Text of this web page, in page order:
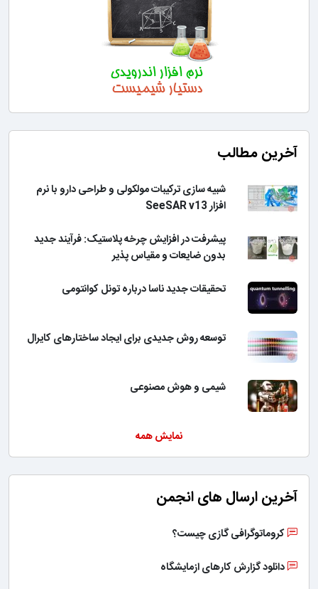
آخرین مطالب
شبیه سازی ترکیبات مولکولی و طراحی دارو با نرم
افزار SeeSAR v13
پیشرفت در افزایش چرخه پلاستیک: فرآیند جدید
بدون ضایعات و مقیاس پذیر
تحقیقات جدید ناسا درباره تونل کوانتومی
توسعه روش جدیدی برای ایجاد ساختارهای کایرال
شیمی و هوش مصنوعی
نمایش همه
آخرین ارسال های انجمن
کروماتوگرافی گازی چیست؟
دانلود گزارش کارهای ازمایشگاه